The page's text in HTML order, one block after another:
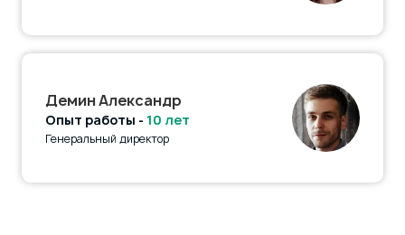
Демин Александр
Опыт работы - 10 лет
Генеральный директор